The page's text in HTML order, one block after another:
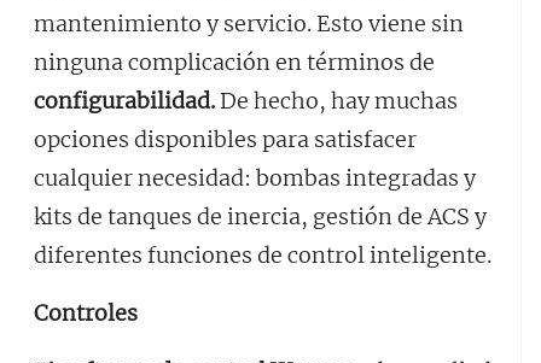
mantenimiento y servicio. Esto viene sin
ninguna complicación en términos de
configurabilidad. De hecho, hay muchas
opciones disponibles para satisfacer
cualquier necesidad: bombas integradas y
kits de tanques de inercia, gestión de ACS y
diferentes funciones de control inteligente.
Controles